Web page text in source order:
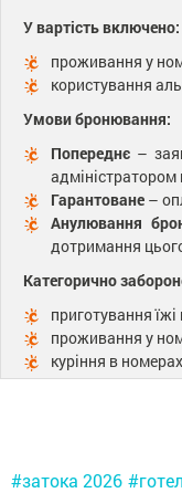
У вартість включено:
проживання у
користування
Умови бронювання:
Попереднє –
Гарантоване –
Анулювання
дотримання
Категорично
приготування
проживання у
куріння в номерах
#затока 2026